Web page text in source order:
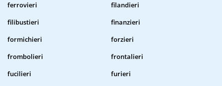
ferrovieri
filandieri
filibustieri
finanzieri
formichieri
forzieri
frombolieri
frontalieri
fucilieri
furieri